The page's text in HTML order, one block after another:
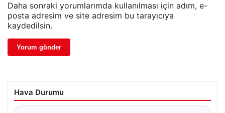
Daha sonraki yorumlarımda kullanılması için adım, e-
posta adresim ve site adresim bu tarayıcıya
kaydedilsin.
Hava Durumu